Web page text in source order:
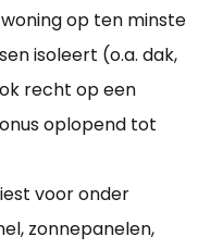
op ten minste
isoleert (o.a. dak,
recht op een
oplopend tot
voor onder
zonnepanelen,